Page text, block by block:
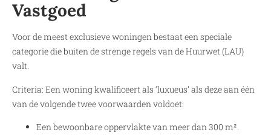
Vastgoed
Voor de meest exclusieve woningen bestaat een speciale
categorie die buiten de strenge regels van de Huurwet (LAU)
valt.
Criteria: Een woning kwalificeert als ‘luxueus’ als deze aan één
van de volgende twee voorwaarden voldoet:
Een bewoonbare oppervlakte van meer dan 300 m².